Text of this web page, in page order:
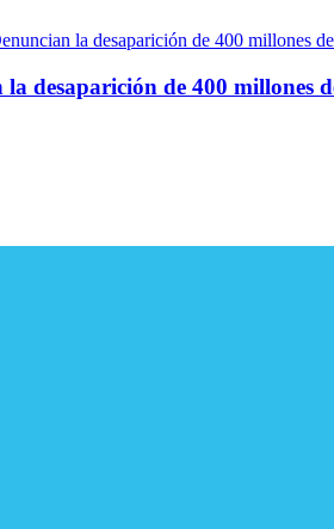
desaparición de 400 millones